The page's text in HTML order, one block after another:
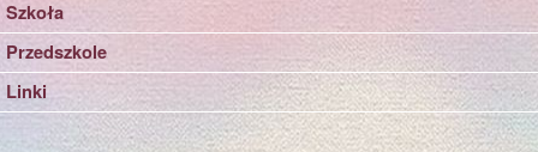
Szkoła
Przedszkole
Linki